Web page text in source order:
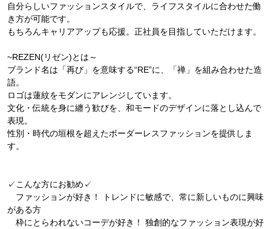
自分らしいファッションスタイルで、ライフスタイルに合わせた働
き方が可能です。
もちろんキャリアアップも応援。正社員を目指していただけます。
~REZEN(リゼン)とは～
ブランド名は「再び」を意味する“RE”に、「禅」を組み合わせた造
語。
ロゴは蓮紋をモダンにアレンジしています。
文化・伝統を身に纏う歓びを、和モードのデザインに落とし込んで
表現。
性別・時代の垣根を超えたボーダーレスファッションを提供しま
す。
✓こんな方にお勧め✓
ファッションが好き！ トレンドに敏感で、常に新しいものに興味
がある方
枠にとらわれないコーデが好き！ 独創的なファッション表現が好